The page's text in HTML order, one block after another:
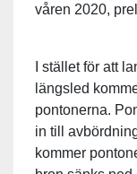
våren 2020,
I stället för att
längsled
pontonerna.
in till
kommer